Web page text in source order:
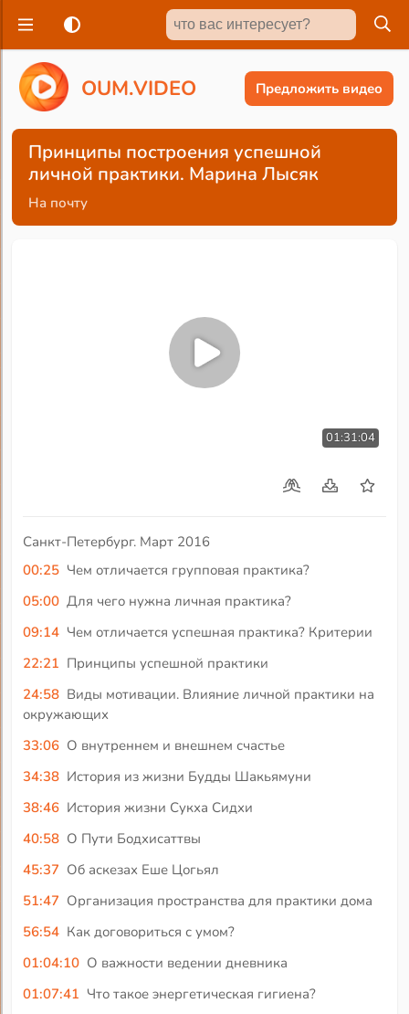
OUM.VIDEO Предложить видео
Принципы построения успешной
личной практики. Марина Лысяк
На почту
01:31:04
Санкт-Петербург. Март 2016
00:25 Чем отличается групповая практика?
05:00 Для чего нужна личная практика?
09:14 Чем отличается успешная практика? Критерии
22:21 Принципы успешной практики
24:58 Виды мотивации. Влияние личной практики на
окружающих
33:06 О внутреннем и внешнем счастье
34:38 История из жизни Будды Шакьямуни
38:46 История жизни Сукха Сидхи
40:58 О Пути Бодхисаттвы
45:37 Об аскезах Еше Цогьял
51:47 Организация пространства для практики дома
56:54 Как договориться с умом?
01:04:10 О важности ведении дневника
01:07:41 Что такое энергетическая гигиена?